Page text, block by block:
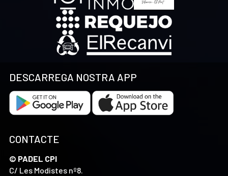
DESCARREGA NOSTRA APP
CONTACTE
© PADEL CPI
C/ Les Modistes nº8.